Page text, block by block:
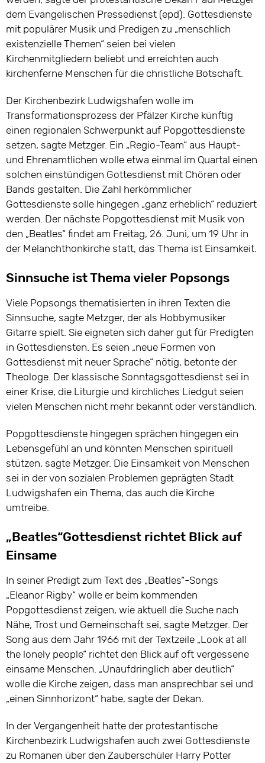
dem Evangelischen Pressedienst (epd). Gottesdienste
mit populärer Musik und Predigen zu „menschlich
existenzielle Themen“ seien bei vielen
Kirchenmitgliedern beliebt und erreichten auch
kirchenferne Menschen für die christliche Botschaft.
Der Kirchenbezirk Ludwigshafen wolle im
Transformationsprozess der Pfälzer Kirche künftig
einen regionalen Schwerpunkt auf Popgottesdienste
setzen, sagte Metzger. Ein „Regio-Team“ aus Haupt-
und Ehrenamtlichen wolle etwa einmal im Quartal einen
solchen einstündigen Gottesdienst mit Chören oder
Bands gestalten. Die Zahl herkömmlicher
Gottesdienste solle hingegen „ganz erheblich“ reduziert
werden. Der nächste Popgottesdienst mit Musik von
den „Beatles“ findet am Freitag, 26. Juni, um 19 Uhr in
der Melanchthonkirche statt, das Thema ist Einsamkeit.
Sinnsuche ist Thema vieler Popsongs
Viele Popsongs thematisierten in ihren Texten die
Sinnsuche, sagte Metzger, der als Hobbymusiker
Gitarre spielt. Sie eigneten sich daher gut für Predigten
in Gottesdiensten. Es seien „neue Formen von
Gottesdienst mit neuer Sprache“ nötig, betonte der
Theologe. Der klassische Sonntagsgottesdienst sei in
einer Krise, die Liturgie und kirchliches Liedgut seien
vielen Menschen nicht mehr bekannt oder verständlich.
Popgottesdienste hingegen sprächen hingegen ein
Lebensgefühl an und könnten Menschen spirituell
stützen, sagte Metzger. Die Einsamkeit von Menschen
sei in der von sozialen Problemen geprägten Stadt
Ludwigshafen ein Thema, das auch die Kirche
umtreibe.
„Beatles“Gottesdienst richtet Blick auf
Einsame
In seiner Predigt zum Text des „Beatles“-Songs
„Eleanor Rigby“ wolle er beim kommenden
Popgottesdienst zeigen, wie aktuell die Suche nach
Nähe, Trost und Gemeinschaft sei, sagte Metzger. Der
Song aus dem Jahr 1966 mit der Textzeile „Look at all
the lonely people“ richtet den Blick auf oft vergessene
einsame Menschen. „Unaufdringlich aber deutlich“
wolle die Kirche zeigen, dass man ansprechbar sei und
„einen Sinnhorizont“ habe, sagte der Dekan.
In der Vergangenheit hatte der protestantische
Kirchenbezirk Ludwigshafen auch zwei Gottesdienste
zu Romanen über den Zauberschüler Harry Potter